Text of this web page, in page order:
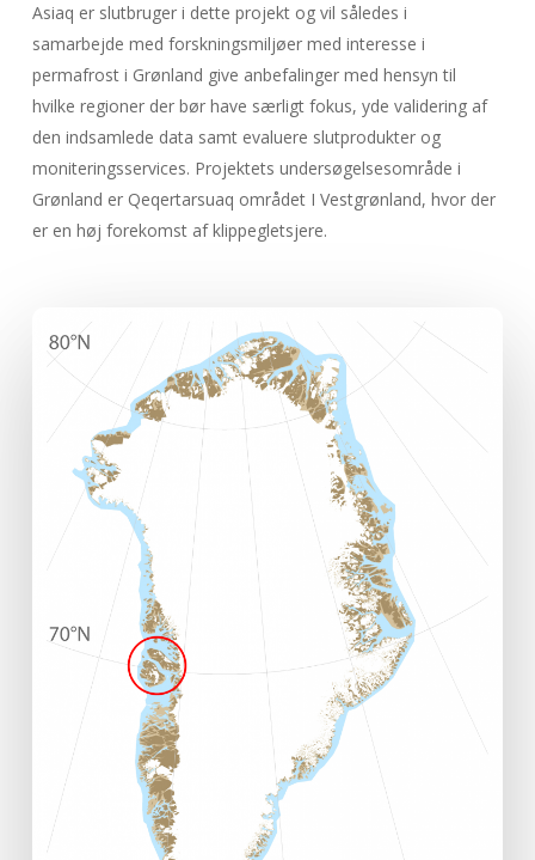
Asiaq er slutbruger i dette projekt og vil således i
samarbejde med forskningsmiljøer med interesse i
permafrost i Grønland give anbefalinger med hensyn til
hvilke regioner der bør have særligt fokus, yde validering af
den indsamlede data samt evaluere slutprodukter og
moniteringsservices. Projektets undersøgelsesområde i
Grønland er Qeqertarsuaq området I Vestgrønland, hvor der
er en høj forekomst af klippegletsjere.